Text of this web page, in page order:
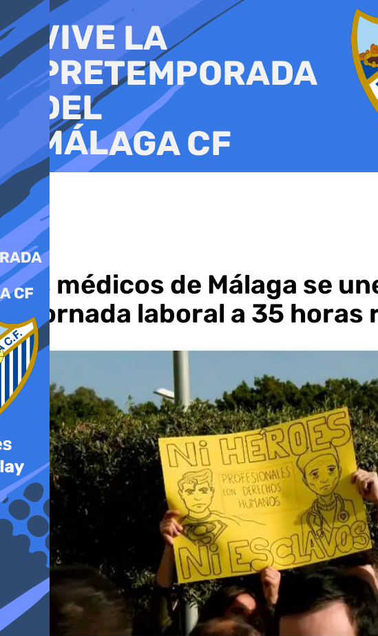
al
contenido
Los médicos de Málaga se
la jornada laboral a 35 horas